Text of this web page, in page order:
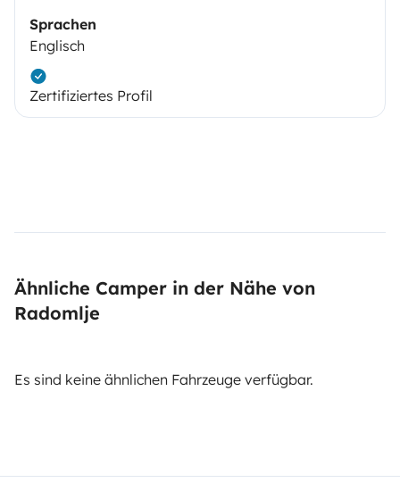
Sprachen
Englisch
Zertifiziertes Profil
Ähnliche Camper in der Nähe von
Radomlje
Es sind keine ähnlichen Fahrzeuge verfügbar.